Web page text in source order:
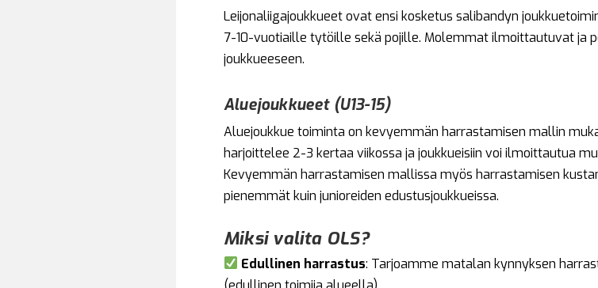
Leijonaliigajoukkueet ovat ensi kosketus salibandyn
7-10-vuotiaille tytöille sekä pojille. Molemmat ilmoittautuvat ja
joukkueeseen.
Aluejoukkueet (U13-15)
Aluejoukkue toiminta on kevyemmän harrastamisen mallin
harjoittelee 2-3 kertaa viikossa ja joukkueisiin voi ilmoittautua
Kevyemmän harrastamisen mallissa myös harrastamisen
pienemmät kuin junioreiden edustusjoukkueissa.
Miksi valita OLS?
Edullinen harrastus: Tarjoamme matalan kynnyksen